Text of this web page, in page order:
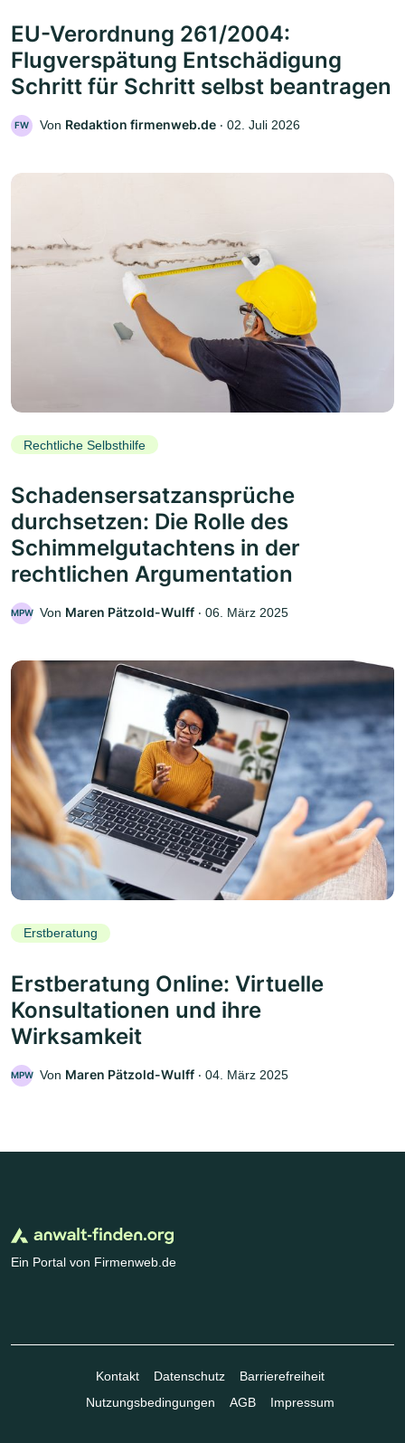
EU-Verordnung 261/2004:
Flugverspätung Entschädigung
Schritt für Schritt selbst beantragen
FW Von Redaktion firmenweb.de ‧ 02. Juli 2026
Rechtliche Selbsthilfe
Schadensersatzansprüche
durchsetzen: Die Rolle des
Schimmelgutachtens in der
rechtlichen Argumentation
MPW Von Maren Pätzold-Wulff ‧ 06. März 2025
Erstberatung
Erstberatung Online: Virtuelle
Konsultationen und ihre
Wirksamkeit
MPW Von Maren Pätzold-Wulff ‧ 04. März 2025
Ein Portal von Firmenweb.de
Kontakt Datenschutz
Barrierefreiheit
Nutzungsbedingungen
AGB Impressum